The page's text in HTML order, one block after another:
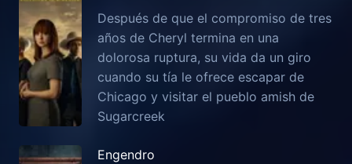
Después de que el compromiso de tres
años de Cheryl termina en una
dolorosa ruptura, su vida da un giro
cuando su tía le ofrece escapar de
Chicago y visitar el pueblo amish de
Sugarcreek
Engendro